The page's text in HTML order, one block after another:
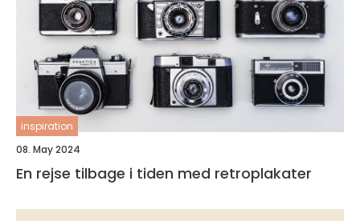
inspiration
08. May 2024
En rejse tilbage i tiden med retroplakater